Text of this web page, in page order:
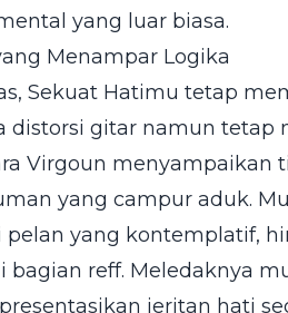
yang luar biasa.
Menampar Logika
Sekuat Hatimu tetap
distorsi gitar namun tetap
Virgoun menyampaikan
yang campur aduk.
pelan yang kontemplatif,
bagian reff. Meledaknya
jeritan hati